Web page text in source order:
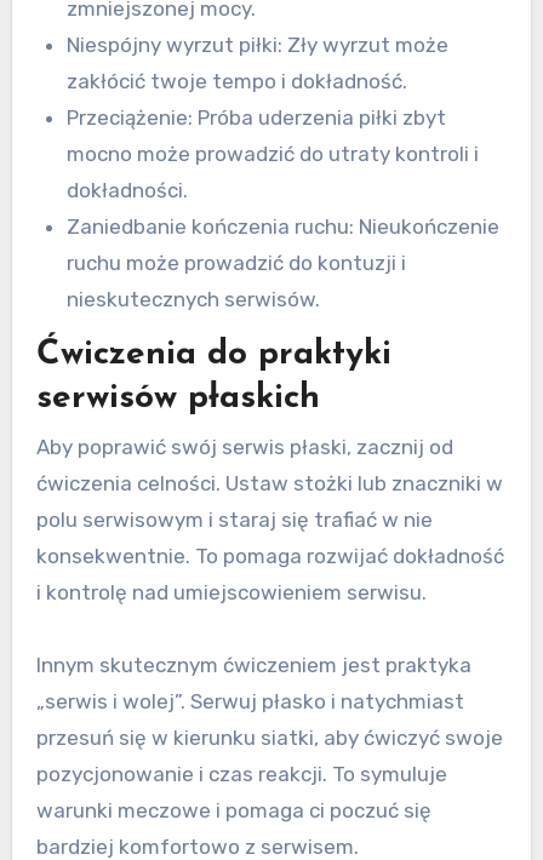
zmniejszonej mocy.
Niespójny wyrzut piłki: Zły wyrzut może
zakłócić twoje tempo i dokładność.
Przeciążenie: Próba uderzenia piłki zbyt
mocno może prowadzić do utraty kontroli i
dokładności.
Zaniedbanie kończenia ruchu: Nieukończenie
ruchu może prowadzić do kontuzji i
nieskutecznych serwisów.
Ćwiczenia do praktyki
serwisów płaskich
Aby poprawić swój serwis płaski, zacznij od
ćwiczenia celności. Ustaw stożki lub znaczniki w
polu serwisowym i staraj się trafiać w nie
konsekwentnie. To pomaga rozwijać dokładność
i kontrolę nad umiejscowieniem serwisu.
Innym skutecznym ćwiczeniem jest praktyka
„serwis i wolej”. Serwuj płasko i natychmiast
przesuń się w kierunku siatki, aby ćwiczyć swoje
pozycjonowanie i czas reakcji. To symuluje
warunki meczowe i pomaga ci poczuć się
bardziej komfortowo z serwisem.